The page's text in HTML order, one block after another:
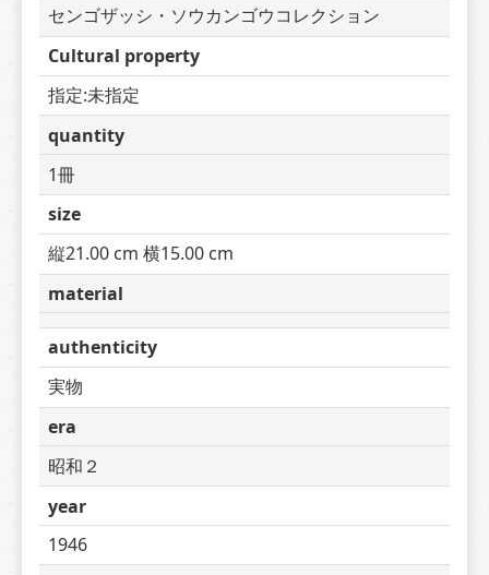
センゴザッシ・ソウカンゴウコレクション
Cultural property
指定:未指定
quantity
1冊
size
縦21.00 cm 横15.00 cm
material
authenticity
実物
era
昭和２
year
1946